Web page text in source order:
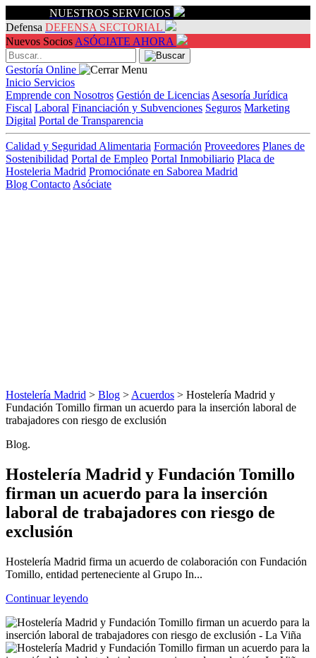
NUESTROS SERVICIOS
Defensa DEFENSA SECTORIAL
Nuevos Socios ASÓCIATE AHORA
Gestoría Online
Inicio Servicios
Emprende con Nosotros Gestión de Licencias Asesoría Jurídica
Fiscal Laboral Financiación y Subvenciones Seguros Marketing
Digital Portal de Transparencia
Calidad y Seguridad Alimentaria Formación Proveedores Planes de
Sostenibilidad Portal de Empleo Portal Inmobiliario Placa de
Hosteleria Madrid Promociónate en Saborea Madrid
Blog Contacto Asóciate
Hostelería Madrid > Blog > Acuerdos > Hostelería Madrid y
Fundación Tomillo firman un acuerdo para la inserción laboral de
trabajadores con riesgo de exclusión
Blog.
Hostelería Madrid y Fundación Tomillo
firman un acuerdo para la inserción
laboral de trabajadores con riesgo de
exclusión
Hostelería Madrid firma un acuerdo de colaboración con Fundación
Tomillo, entidad perteneciente al Grupo In...
Continuar leyendo